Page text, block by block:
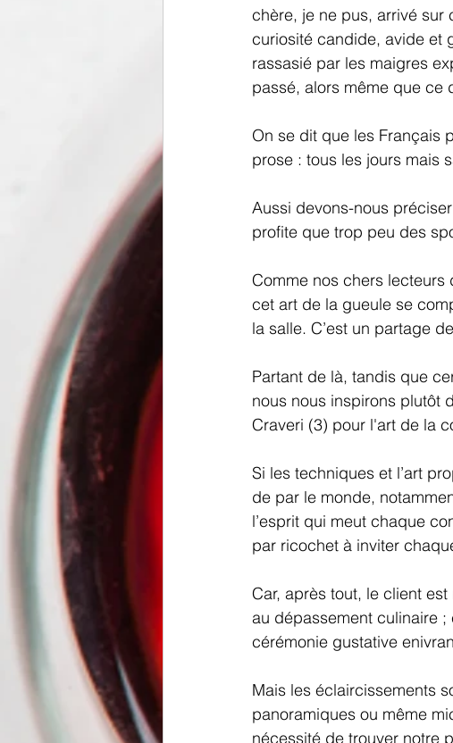
chère, je ne pus, arrivé sur
curiosité candide, avide et
rassasié par les maigres
passé, alors même que ce
On se dit que les Français
prose : tous les jours mais
Aussi devons-nous
profite que trop peu des
Comme nos chers
cet art de la gueule se
la salle. C’est un partage
Partant de là, tandis que
nous nous inspirons plutôt
Craveri (3) pour l'art de la
Si les techniques et l’art
de par le monde,
l’esprit qui meut chaque
par ricochet à inviter
Car, après tout, le client
au dépassement culinaire ;
cérémonie gustative
Mais les éclaircissements
panoramiques ou même
nécessité de trouver notre